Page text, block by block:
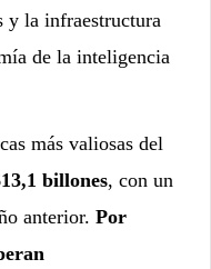
y la infraestructura
de la inteligencia
más valiosas del
billones, con un
anterior. Por